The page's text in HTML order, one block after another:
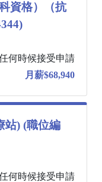
資格）（抗
何時候接受申請
月薪$68,940
站) (職位編
何時候接受申請